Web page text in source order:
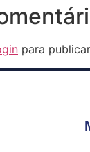
para